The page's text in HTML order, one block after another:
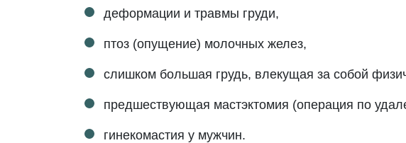
деформации и травмы груди,
птоз (опущение) молочных желез,
слишком большая грудь, влекущая за собой
предшествующая мастэктомия (операция по
гинекомастия у мужчин.